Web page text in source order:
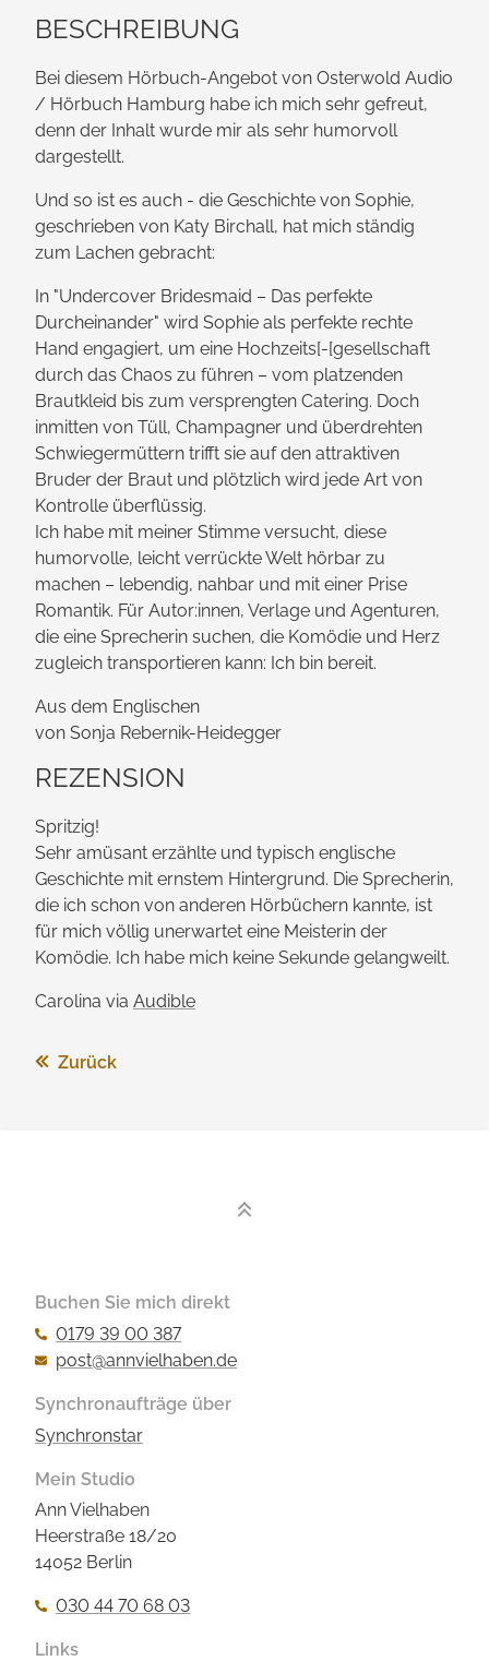
BESCHREIBUNG
Bei diesem Hörbuch-Angebot von Osterwold Audio
/ Hörbuch Hamburg habe ich mich sehr gefreut,
denn der Inhalt wurde mir als sehr humorvoll
dargestellt.
Und so ist es auch - die Geschichte von Sophie,
geschrieben von Katy Birchall, hat mich ständig
zum Lachen gebracht:
In "Undercover Bridesmaid – Das perfekte
Durcheinander" wird Sophie als perfekte rechte
Hand engagiert, um eine Hochzeits[-[gesellschaft
durch das Chaos zu führen – vom platzenden
Brautkleid bis zum versprengten Catering. Doch
inmitten von Tüll, Champagner und überdrehten
Schwieger­müttern trifft sie auf den attraktiven
Bruder der Braut und plötzlich wird jede Art von
Kontrolle überflüssig.
Ich habe mit meiner Stimme versucht, diese
humorvolle, leicht verrückte Welt hörbar zu
machen – lebendig, nahbar und mit einer Prise
Romantik. Für Autor:innen, Verlage und Agenturen,
die eine Sprecherin suchen, die Komödie und Herz
zugleich transportieren kann: Ich bin bereit.
Aus dem Englischen
von Sonja Rebernik-Heidegger
REZENSION
Spritzig!
Sehr amüsant erzählte und typisch englische
Geschichte mit ernstem Hintergrund. Die Sprecherin,
die ich schon von anderen Hörbüchern kannte, ist
für mich völlig unerwartet eine Meisterin der
Komödie. Ich habe mich keine Sekunde gelangweilt.
Carolina via Audible
Zurück
Buchen Sie mich direkt
0179 39 00 387
post@annvielhaben.de
Synchronaufträge über
Synchronstar
Mein Studio
Ann Vielhaben
Heerstraße 18/20
14052 Berlin
030 44 70 68 03
Links